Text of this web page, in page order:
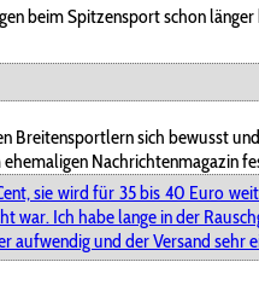
beim Spitzensport schon
sich bewusst
Nachrichtenmagazin
sie wird für 35 bis 40 Euro
war. Ich habe lange in der
und der Versand sehr